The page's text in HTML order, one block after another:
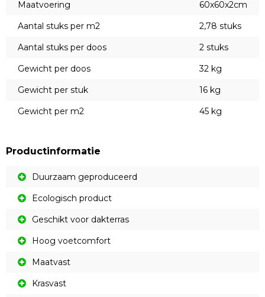
Maatvoering
60x60x2cm
Aantal stuks per m2
2,78 stuks
Aantal stuks per doos
2 stuks
Gewicht per doos
32 kg
Gewicht per stuk
16 kg
Gewicht per m2
45 kg
Productinformatie
Duurzaam geproduceerd
Ecologisch product
Geschikt voor dakterras
Hoog voetcomfort
Maatvast
Krasvast